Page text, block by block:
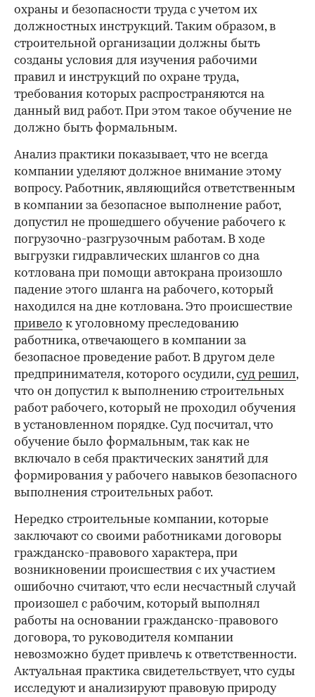
охраны и безопасности труда с учетом их
должностных инструкций. Таким образом, в
строительной организации должны быть
созданы условия для изучения рабочими
правил и инструкций по охране труда,
требования которых распространяются на
данный вид работ. При этом такое обучение не
должно быть формальным.
Анализ практики показывает, что не всегда
компании уделяют должное внимание этому
вопросу. Работник, являющийся ответственным
в компании за безопасное выполнение работ,
допустил не прошедшего обучение рабочего к
погрузочно-разгрузочным работам. В ходе
выгрузки гидравлических шлангов со дна
котлована при помощи автокрана произошло
падение этого шланга на рабочего, который
находился на дне котлована. Это происшествие
привело к уголовному преследованию
работника, отвечающего в компании за
безопасное проведение работ. В другом деле
предпринимателя, которого осудили,суд решил,
что он допустил к выполнению строительных
работ рабочего, который не проходил обучения
в установленном порядке. Суд посчитал, что
обучение было формальным, так как не
включало в себя практических занятий для
формирования у рабочего навыков безопасного
выполнения строительных работ.
Нередко строительные компании, которые
заключают со своими работниками договоры
гражданско-правового характера, при
возникновении происшествия с их участием
ошибочно считают, что если несчастный случай
произошел с рабочим, который выполнял
работы на основании гражданско-правового
договора, то руководителя компании
невозможно будет привлечь к ответственности.
Актуальная практика свидетельствует, что суды
исследуют и анализируют правовую природу